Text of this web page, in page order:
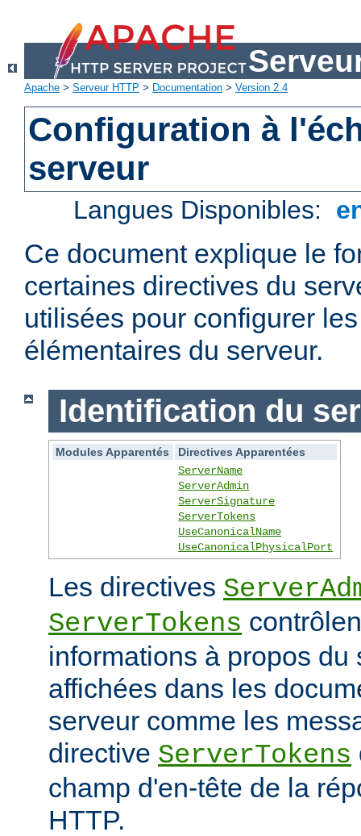
Apache > Serveur HTTP > Documentation > Version 2.4
Configuration à
serveur
Langues Disponibles:
Ce document explique le
certaines directives du
utilisées pour configurer
élémentaires du serveur.
Identification du
Modules Apparentés
Directives Apparentées
ServerName
ServerAdmin
ServerSignature
ServerTokens
UseCanonicalName
UseCanonicalPhysicalPort
Les directives
ServerTokens
informations à propos du
affichées dans les
serveur comme les
directive ServerTokens
champ d'en-tête de la
HTTP.